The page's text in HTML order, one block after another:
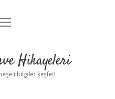
UyarıHikayeleri
bilgiler keşfet!